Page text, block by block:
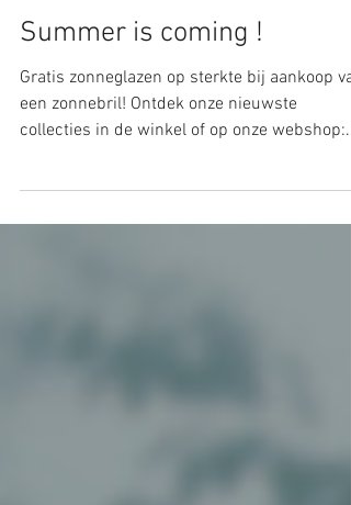
Summer is coming !
Gratis zonneglazen op sterkte bij aankoop
collecties in de winkel of op onze webshop:...